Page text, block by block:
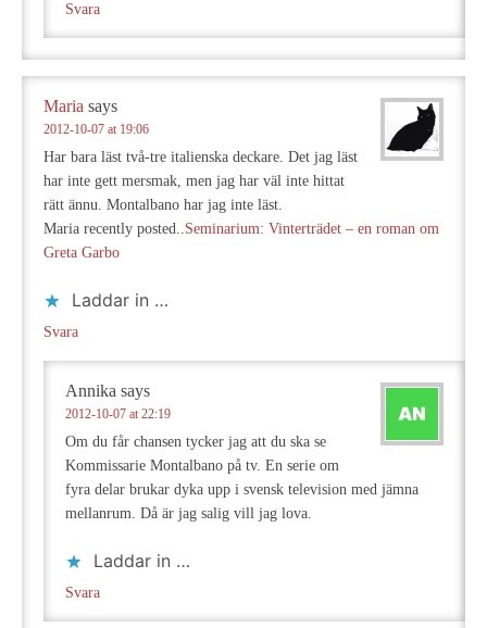
Svara
Maria says
2012-10-07 at 19:06
Har bara läst två-tre italienska deckare. Det jag läst
har inte gett mersmak, men jag har väl inte hittat
rätt ännu. Montalbano har jag inte läst.
Maria recently posted..Seminarium: Vinterträdet – en roman om
Greta Garbo
Laddar in …
Svara
Annika says
2012-10-07 at 22:19
Om du får chansen tycker jag att du ska se
Kommissarie Montalbano på tv. En serie om
fyra delar brukar dyka upp i svensk television med jämna
mellanrum. Då är jag salig vill jag lova.
Laddar in …
Svara